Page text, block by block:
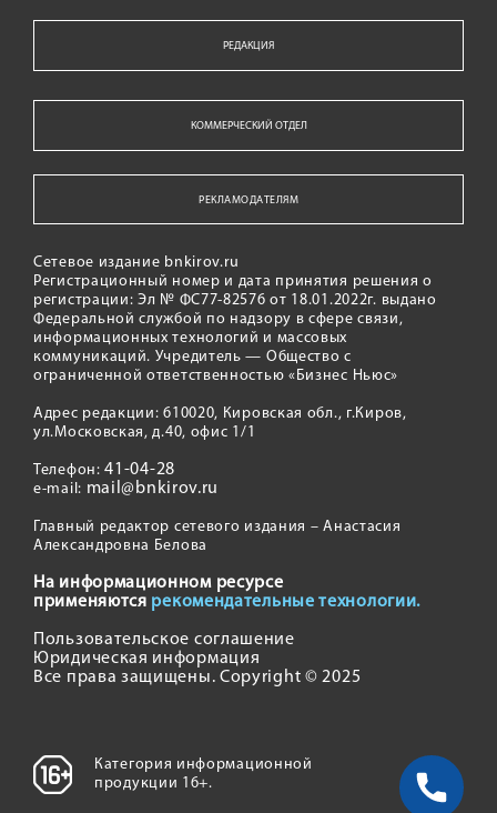
РЕДАКЦИЯ
КОММЕРЧЕСКИЙ ОТДЕЛ
РЕКЛАМОДАТЕЛЯМ
Сетевое издание bnkirov.ru
Регистрационный номер и дата принятия решения о
регистрации: Эл № ФС77-82576 от 18.01.2022г. выдано
Федеральной службой по надзору в сфере связи,
информационных технологий и массовых
коммуникаций. Учредитель — Общество с
ограниченной ответственностью «Бизнес Ньюс»
Адрес редакции: 610020, Кировская обл., г.Киров,
ул.Московская, д.40, офис 1/1
Телефон:41-04-28
e-mail: mail@bnkirov.ru
Главный редактор сетевого издания – Анастасия
Александровна Белова
На информационном ресурсе
применяются рекомендательные технологии.
Пользовательское соглашение
Юридическая информация
Все права защищены. Copyright © 2025
Категория информационной
продукции 16+.